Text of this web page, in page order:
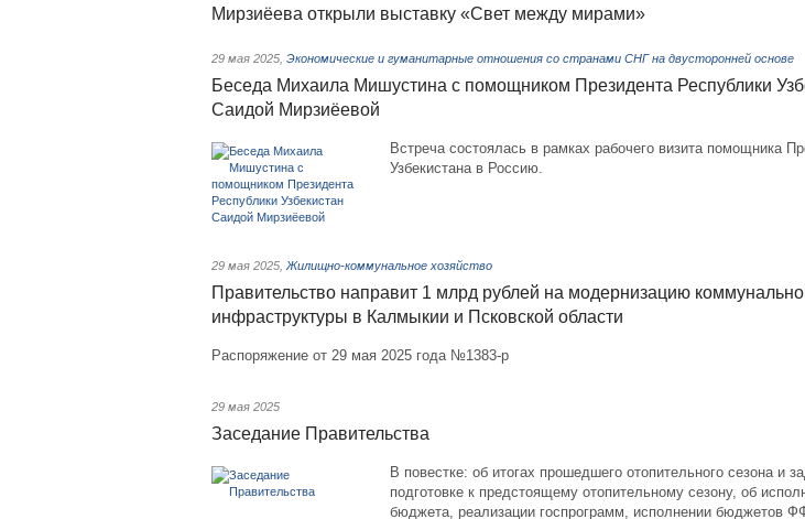
Мирзиёева открыли выставку «Свет между мирами»
29 мая 2025 Экономические и гуманитарные отношения со странами СНГ на двусторонней основе
Беседа Михаила Мишустина с помощником Президента Республики
Саидой Мирзиёевой
Встреча состоялась в рамках рабочего визита помощника
Узбекистана в Россию.
29 мая 2025 Жилищно-коммунальное хозяйство
Правительство направит 1 млрд рублей на модернизацию
инфраструктуры в Калмыкии и Псковской области
Распоряжение от 29 мая 2025 года №1383-р
29 мая 2025
Заседание Правительства
В повестке: об итогах прошедшего отопительного сезона и
подготовке к предстоящему отопительному сезону, об
бюджета, реализации госпрограмм, исполнении бюджетов